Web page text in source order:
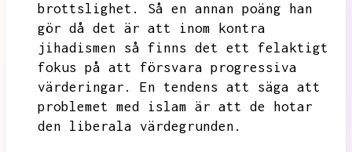
brottslighet.
Så en annan poäng han
gör då det är att inom kontra
jihadismen så finns det ett felaktigt
fokus på att försvara progressiva
värderingar.
En tendens att säga att
problemet med islam är att de hotar
den liberala värdegrunden.